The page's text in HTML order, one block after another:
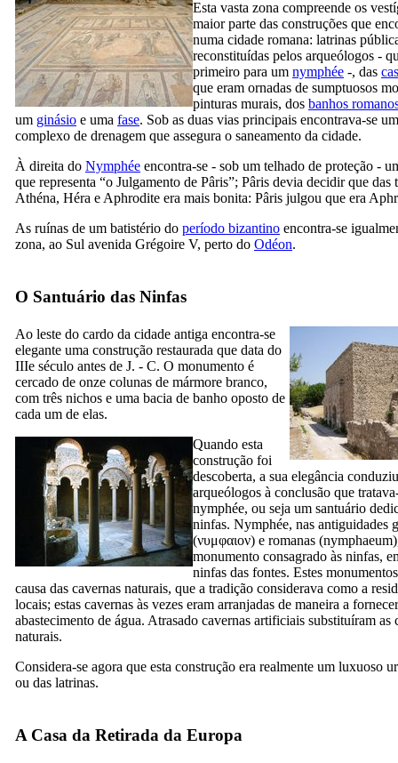
Esta vasta zona compreende os
maior parte das construções que
numa cidade romana: latrinas
reconstituídas pelos arqueólogos -
primeiro para um nymphée -, das
que eram ornadas de sumptuosos
pinturas murais, dos banhos
um ginásio e uma fase. Sob as duas vias principais encontrava-se
complexo de drenagem que assegura o saneamento da cidade.
À direita do Nymphée encontra-se - sob um telhado de proteção -
que representa “o Julgamento de Pâris”; Pâris devia decidir que das
Athéna, Héra e Aphrodite era mais bonita: Pâris julgou que era
As ruínas de um batistério do período bizantino encontra-se
zona, ao Sul avenida Grégoire V, perto do Odéon.
O Santuário das Ninfas
Ao leste do cardo da cidade antiga encontra-se
elegante uma construção restaurada que data do
IIIe século antes de J. - C. O monumento é
cercado de onze colunas de mármore branco,
com três nichos e uma bacia de banho oposto de
cada um de elas.
Quando esta
construção foi
descoberta, a sua elegância
arqueólogos à conclusão que
nymphée, ou seja um santuário
ninfas. Nymphée, nas antiguidades
(νυμφαιον) e romanas (nymphaeum
monumento consagrado às ninfas,
ninfas das fontes. Estes
causa das cavernas naturais, que a tradição considerava como a
locais; estas cavernas às vezes eram arranjadas de maneira a
abastecimento de água. Atrasado cavernas artificiais substituíram as
naturais.
Considera-se agora que esta construção era realmente um luxuoso
ou das latrinas.
A Casa da Retirada da Europa